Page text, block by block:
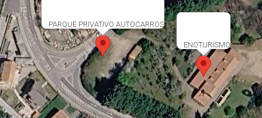
ENOTURISMO
PARQUE PRIVATIVO AUTOCARROS